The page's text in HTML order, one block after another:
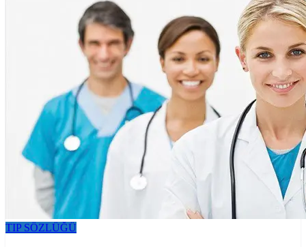
TIP SÖZLÜĞÜ